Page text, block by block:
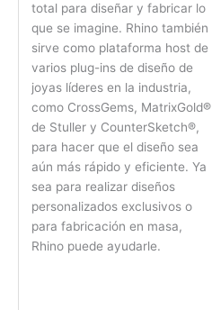
total para diseñar y fabricar lo
que se imagine. Rhino también
sirve como plataforma host de
varios plug-ins de diseño de
joyas líderes en la industria,
como CrossGems, MatrixGold®
de Stuller y CounterSketch®,
para hacer que el diseño sea
aún más rápido y eficiente. Ya
sea para realizar diseños
personalizados exclusivos o
para fabricación en masa,
Rhino puede ayudarle.